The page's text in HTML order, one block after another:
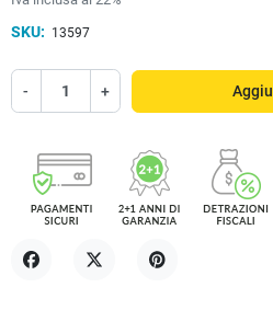
SKU: 13597
- +